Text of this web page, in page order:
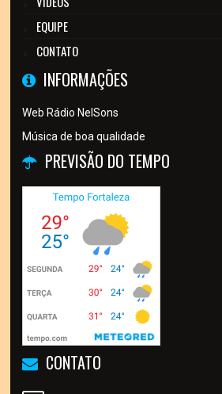
EQUIPE
CONTATO
INFORMAÇÕES
Web Rádio NelSons
Música de boa qualidade
PREVISÃO DO TEMPO
CONTATO